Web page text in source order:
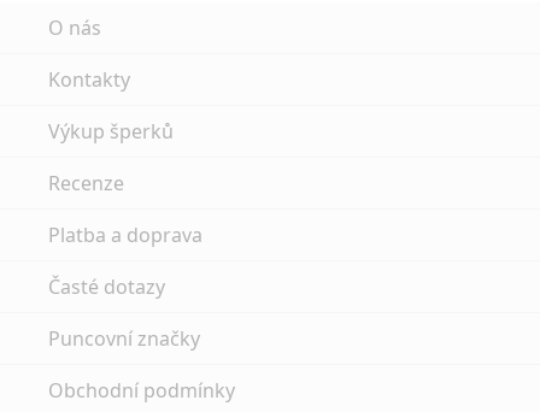
O nás
Kontakty
Výkup šperků
Recenze
Platba a doprava
Časté dotazy
Puncovní značky
Obchodní podmínky